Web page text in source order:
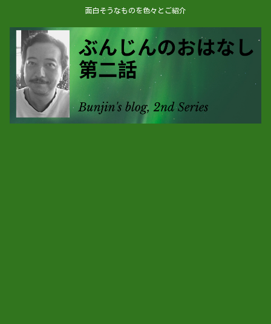
面白そうなものを色々とご紹介